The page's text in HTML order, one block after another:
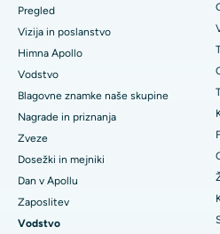
Poiščite zobozdravnika
Poiščite pediatrično
Poiščite dermatologa
Poiščite urologa
Najboljši srčni center v Thousand
Najboljša bolnišnica v Jubilee
Najboljša bolnišnica v Tondiarpetu
Najboljša bolnišnica v
Najboljša bolnišnica na cesti
Najboljša bolnišnica v
Gastrektomija rokavice
Lasik kirurgija
Rinoplastika
Liposukcija
Koronarni angiogram
Zamenjava aortalnega ventila
Popravilo ventila MitraClip
Pregled
Vizija in poslanstvo
Himna Apollo
Vodstvo
Blagovne znamke naše skupine
Nagrade in priznanja
Zveze
Dosežki in mejniki
Dan v Apollu
Zaposlitev
Vodstvo